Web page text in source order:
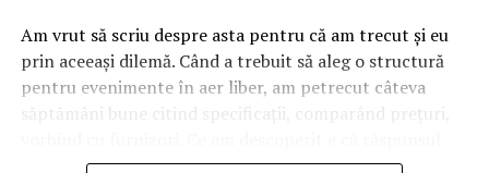
Am vrut să scriu despre asta pentru că am trecut și eu
prin aceeași dilemă. Când a trebuit să aleg o structură
pentru evenimente în aer liber, am petrecut câteva
săptămâni bune citind specificații, comparând prețuri,
„corect” depinde mult de context, de cât de des muți